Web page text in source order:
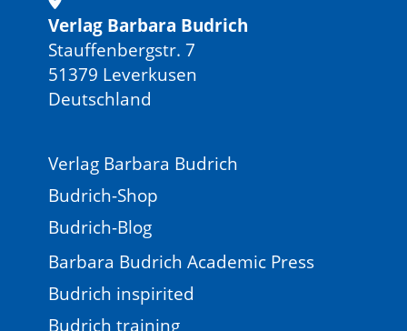
Verlag Barbara Budrich
Stauffenbergstr. 7
51379 Leverkusen
Deutschland
Verlag Barbara Budrich
Budrich-Shop
Budrich-Blog
Barbara Budrich Academic Press
Budrich inspirited
Budrich training